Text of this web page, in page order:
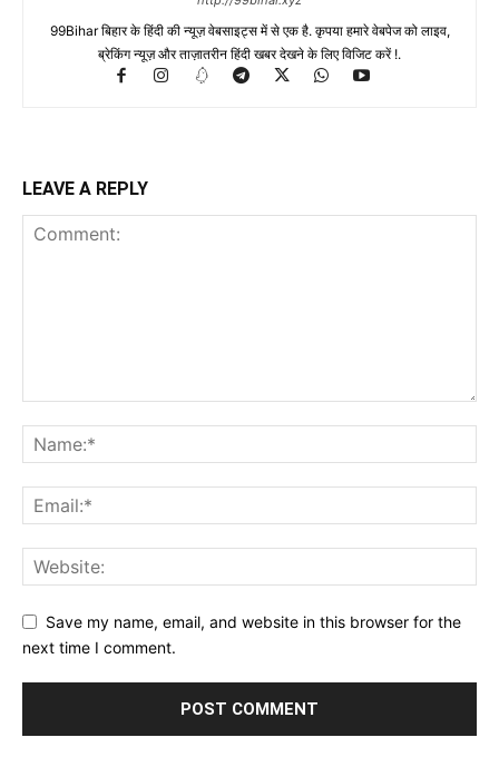
99Bihar बिहार के हिंदी की न्यूज़ वेबसाइट्स में से एक है. कृपया हमारे वेबपेज को लाइव,
ब्रेकिंग न्यूज़ और ताज़ातरीन हिंदी खबर देखने के लिए विजिट करें !.
LEAVE A REPLY
Save my name, email, and website in this browser for the
next time I comment.